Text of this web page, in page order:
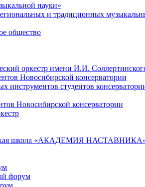
науки»
и традиционных
общество
оркестр имени И.И.
Новосибирской консерватории
инструментов студентов
Новосибирской консерватории
школа «АКАДЕМИЯ
форум